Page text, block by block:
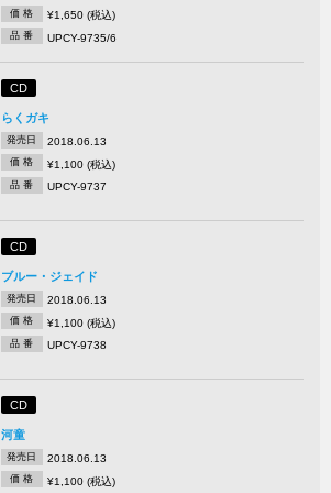
価 格 ¥1,650 (税込)
品 番 UPCY-9735/6
CD
らくガキ
発売日 2018.06.13
価 格 ¥1,100 (税込)
品 番 UPCY-9737
CD
ブルー・ジェイド
発売日 2018.06.13
価 格 ¥1,100 (税込)
品 番 UPCY-9738
CD
河童
発売日 2018.06.13
価 格 ¥1,100 (税込)